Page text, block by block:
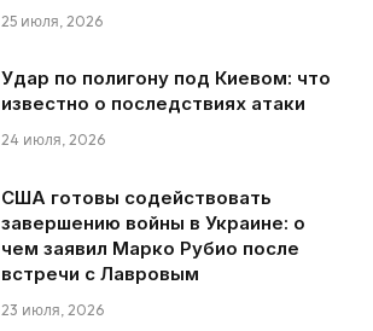
25 июля, 2026
Удар по полигону под Киевом: что
известно о последствиях атаки
24 июля, 2026
США готовы содействовать
завершению войны в Украине: о
чем заявил Марко Рубио после
встречи с Лавровым
23 июля, 2026